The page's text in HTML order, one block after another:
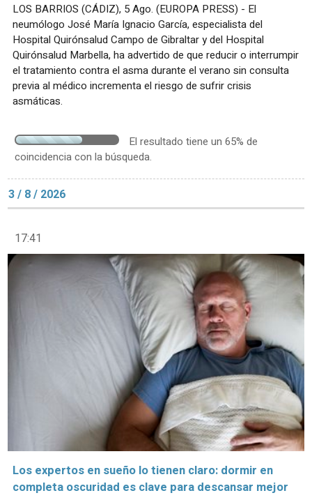
LOS BARRIOS (CÁDIZ), 5 Ago. (EUROPA PRESS) - El
neumólogo José María Ignacio García, especialista del
Hospital Quirónsalud Campo de Gibraltar y del Hospital
Quirónsalud Marbella, ha advertido de que reducir o interrumpir
el tratamiento contra el asma durante el verano sin consulta
previa al médico incrementa el riesgo de sufrir crisis
asmáticas.
El resultado tiene un 65% de
coincidencia con la búsqueda.
3 / 8 / 2026
17:41
Los expertos en sueño lo tienen claro: dormir en
completa oscuridad es clave para descansar mejor